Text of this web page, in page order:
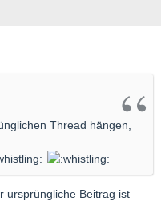
Thread hängen,
ursprüngliche Beitrag ist